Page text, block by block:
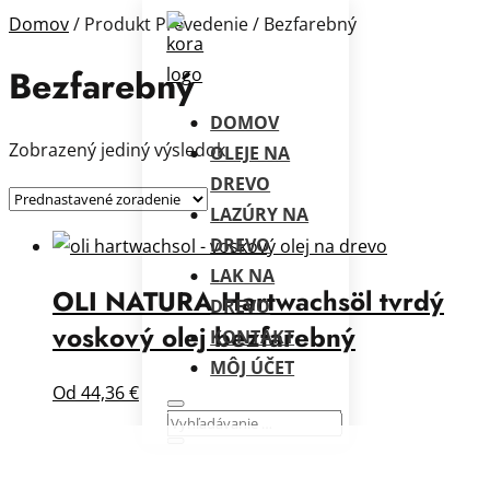
DOMOV
OLEJE NA
DREVO
LAZÚRY NA
DREVO
LAK NA
DREVO
KONTAKT
MÔJ ÚČET
Domov/ Produkt Prevedenie / Bezfarebný
Bezfarebný
Zobrazený jediný výsledok
OLI NATURA Hartwachsöl tvrdý
voskový olej bezfarebný
Od 44,36€